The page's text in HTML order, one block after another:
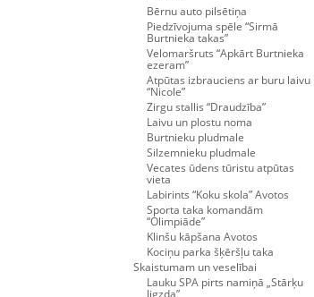
Bērnu auto pilsētiņa
Piedzīvojuma spēle “Sirmā
Burtnieka takas”
Velomaršruts “Apkārt Burtnieka
ezeram”
Atpūtas izbrauciens ar buru laivu
“Nicole”
Zirgu stallis “Draudzība”
Laivu un plostu noma
Burtnieku pludmale
Silzemnieku pludmale
Vecates ūdens tūristu atpūtas
vieta
Labirints “Koku skola” Avotos
Sporta taka komandām
“Olimpiāde”
Klinšu kāpšana Avotos
Kociņu parka šķēršļu taka
Skaistumam un veselībai
Lauku SPA pirts namiņā „Stārķu
ligzda”